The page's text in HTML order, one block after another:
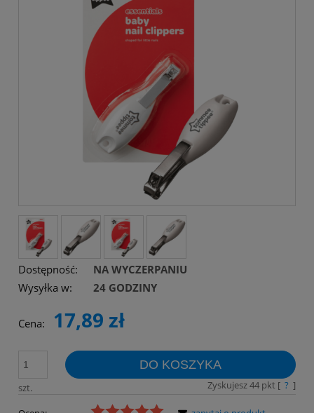
Dostępność:
NA WYCZERPANIU
Wysyłka w:
24 GODZINY
Cena: 17,89 zł
szt.
DO KOSZYKA
Zyskujesz44pkt [ ? ]